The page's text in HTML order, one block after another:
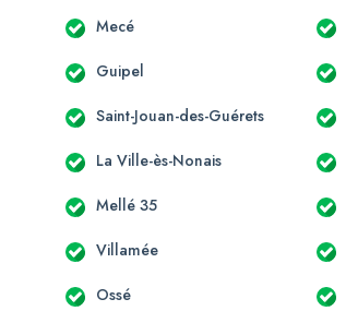
Mecé
Guipel
Saint-Jouan-des-Guérets
La Ville-ès-Nonais
Mellé 35
Villamée
Ossé